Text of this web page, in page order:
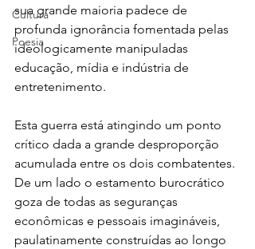
Cultura
Poesia
sua grande maioria padece de
profunda ignorância fomentada pelas
ideologicamente manipuladas
educação, mídia e indústria de
entretenimento.
Esta guerra está atingindo um ponto
crítico dada a grande desproporção
acumulada entre os dois combatentes.
De um lado o estamento burocrático
goza de todas as seguranças
econômicas e pessoais imagináveis,
paulatinamente construídas ao longo